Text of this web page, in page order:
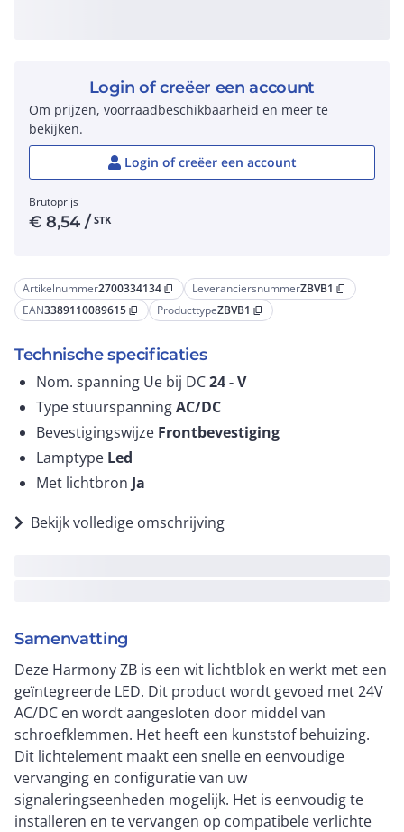
Artikelnummer2700334134 content_copy LeveranciersnummerZBVB1 content_copy
EAN3389110089615 content_copy ProducttypeZBVB1 content_copy
Technische specificaties
Nom. spanning Ue bij DC24 -V
Type stuurspanningAC/DC
Bevestigingswijze Frontbevestiging
Lamptype Led
Met lichtbron Ja
Bekijk volledige omschrijving
Samenvatting
Deze Harmony ZB is een wit lichtblok en werkt met een
geïntegreerde LED. Dit product wordt gevoed met 24V
AC/DC en wordt aangesloten door middel van
schroefklemmen. Het heeft een kunststof behuizing.
Dit lichtelement maakt een snelle en eenvoudige
vervanging en configuratie van uw
signaleringseenheden mogelijk. Het is eenvoudig te
installeren en te vervangen op compatibele verlichte
Login of creëer een account
Om prijzen, voorraadbeschikbaarheid en meer te
bekijken.
Login of creëer een account
Brutoprijs
€8,54 / STK